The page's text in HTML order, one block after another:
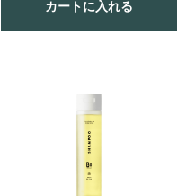
カートに入れる